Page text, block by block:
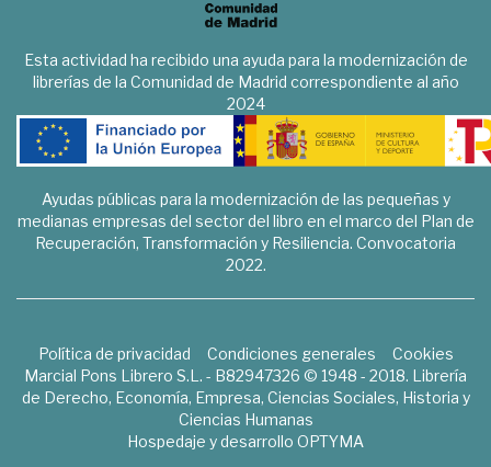
Esta actividad ha recibido una ayuda para la modernización de
librerías de la Comunidad de Madrid correspondiente al año
2024
Ayudas públicas para la modernización de las pequeñas y
medianas empresas del sector del libro en el marco del Plan de
Recuperación, Transformación y Resiliencia. Convocatoria
2022.
Política de privacidad Condiciones generales
Cookies
Marcial Pons Librero S.L. - B82947326 © 1948 - 2018. Librería
de Derecho, Economía, Empresa, Ciencias Sociales, Historia y
Ciencias Humanas
Hospedaje y desarrollo OPTYMA